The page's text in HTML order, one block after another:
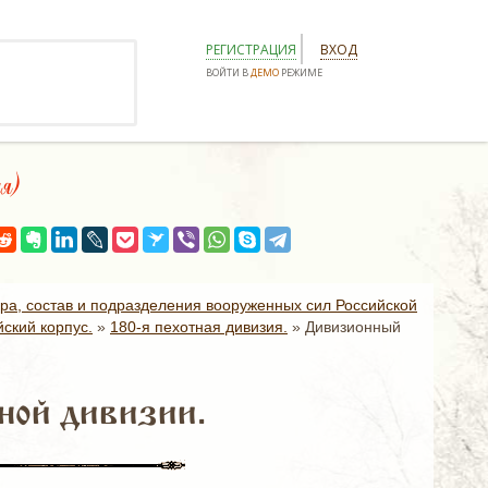
РЕГИСТРАЦИЯ ВХОД
ВОЙТИ ВДЕМО РЕЖИМЕ
состав и подразделения вооруженных сил Российской
корпус. » 180-я пехотная дивизия. » Дивизионный
дивизии.